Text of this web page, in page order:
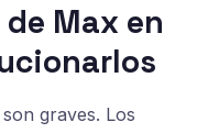
Max en
graves. Los